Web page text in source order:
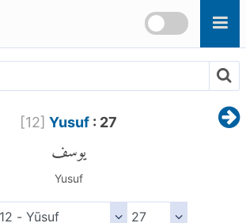
[12] Yusuf : 27
يوسف
Yusuf